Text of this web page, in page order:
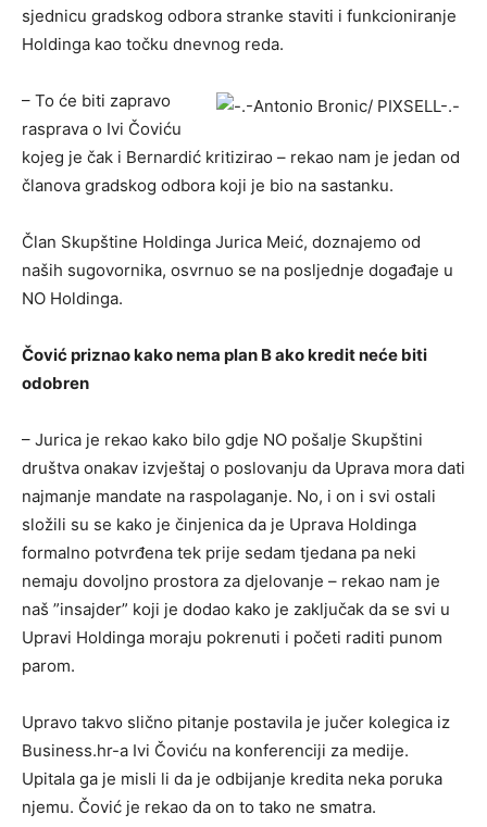
sjednicu gradskog odbora stranke staviti i funkcioniranje
Holdinga kao točku dnevnog reda.
– To će biti zapravo
rasprava o Ivi Čoviću
kojeg je čak i Bernardić kritizirao – rekao nam je jedan od
članova gradskog odbora koji je bio na sastanku.
Član Skupštine Holdinga Jurica Meić, doznajemo od
naših sugovornika, osvrnuo se na posljednje događaje u
NO Holdinga.
Čović priznao kako nema plan B ako kredit neće biti
odobren
– Jurica je rekao kako bilo gdje NO pošalje Skupštini
društva onakav izvještaj o poslovanju da Uprava mora dati
najmanje mandate na raspolaganje. No, i on i svi ostali
složili su se kako je činjenica da je Uprava Holdinga
formalno potvrđena tek prije sedam tjedana pa neki
nemaju dovoljno prostora za djelovanje – rekao nam je
naš ”insajder” koji je dodao kako je zaključak da se svi u
Upravi Holdinga moraju pokrenuti i početi raditi punom
parom.
Upravo takvo slično pitanje postavila je jučer kolegica iz
Business.hr-a Ivi Čoviću na konferenciji za medije.
Upitala ga je misli li da je odbijanje kredita neka poruka
njemu. Čović je rekao da on to tako ne smatra.